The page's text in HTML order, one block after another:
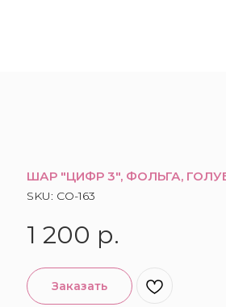
ШАР "ЦИФР 3", ФОЛЬГА,
SKU: CO-163
1 200 р.
Заказать